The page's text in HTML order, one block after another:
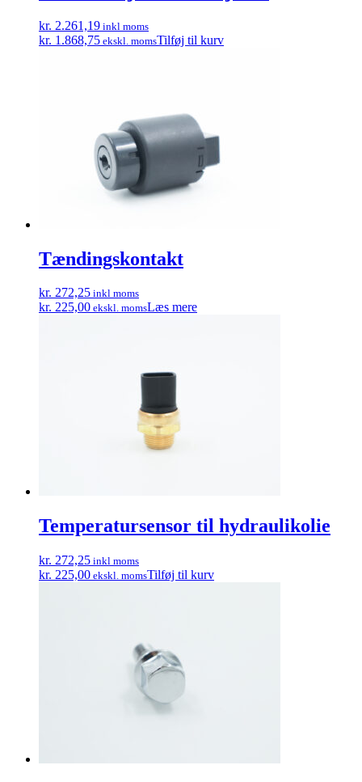
kr. 2.261,19 inkl moms
kr. 1.868,75 ekskl. momsTilføj til kurv
Tændingskontakt
kr. 272,25 inkl moms
kr. 225,00 ekskl. momsLæs mere
Temperatursensor til hydraulikolie
kr. 272,25 inkl moms
kr. 225,00 ekskl. momsTilføj til kurv